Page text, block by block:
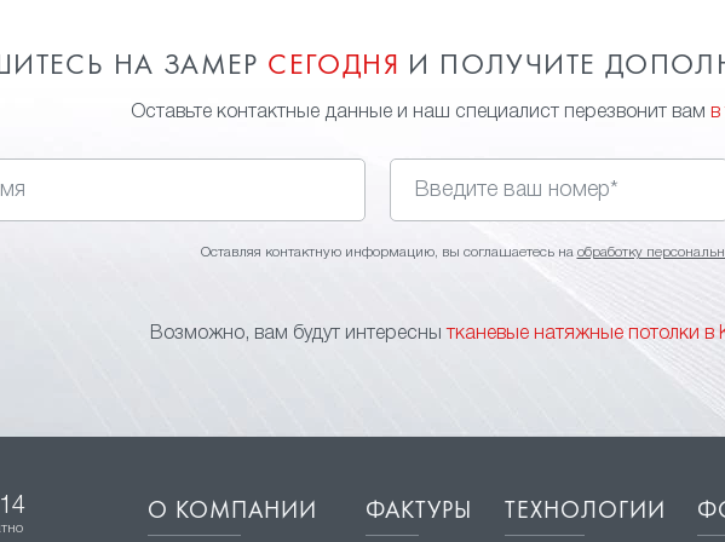
НА ЗАМЕР СЕГОДНЯ И ПОЛУЧИТЕ
Оставьте контактные данные и наш специалист перезвонит вам
Оставляя контактную информацию, вы соглашаетесь на обработку
Возможно, вам будут интереснытканевые натяжные потолки в
О КОМПАНИИ ФАКТУРЫ ТЕХНОЛОГИИ